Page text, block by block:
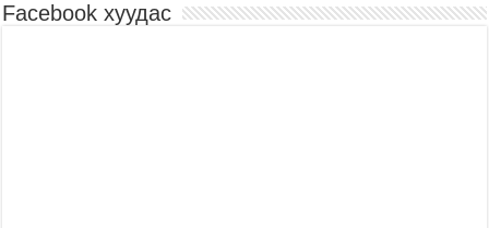
Facebook хуудас